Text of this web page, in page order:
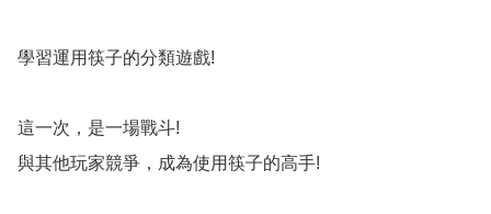
學習運用筷子的分類遊戲!
這一次，是一場戰斗!
與其他玩家競爭，成為使用筷子的高手!